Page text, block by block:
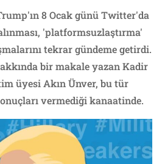
8 Ocak günü Twitter'da
'platformsuzlaştırma'
tekrar gündeme getirdi.
bir makale yazan Kadir
üyesi Akın Ünver, bu tür
vermediği kanaatinde.